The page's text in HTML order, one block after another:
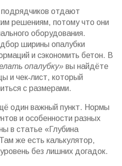
отдают
решениям, потому что они
оборудования.
ширины опалубки
и сэкономить бетон. В
опалубку» вы найдёте
и чек‑лист, который
с размерами.
один важный пункт. Нормы
и особенности разных
в статье «Глубина
же есть калькулятор,
без лишних догадок.